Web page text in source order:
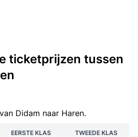
ticketprijzen tussen
Didam naar Haren.
EERSTE KLAS TWEEDE KLAS